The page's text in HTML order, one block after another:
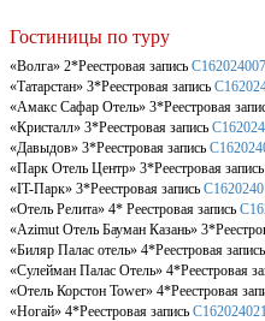
Гостиницы по туру
«Волга» 2*Реестровая запись
«Татарстан» 3*Реестровая запись
«Амакс Сафар Отель» 3*Реестровая
«Кристалл» 3*Реестровая запись
«Давыдов» 3*Реестровая запись
«Парк Отель Центр» 3*Реестровая
«IT-Парк» 3*Реестровая запись
«Отель Релита» 4* Реестровая запись
«Azimut Отель Бауман Казань»
«Биляр Палас отель» 4*Реестровая
«Сулейман Палас Отель» 4*Реестровая
«Отель Корстон Tower» 4*Реестровая
«Ногай» 4*Реестровая запись